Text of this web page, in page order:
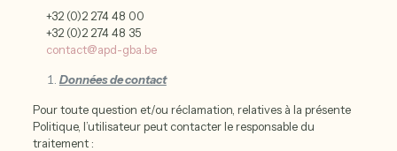
+32 (0)2 274 48 00
+32 (0)2 274 48 35
contact@apd-gba.be
Données de contact
Pour toute question et/ou réclamation, relatives à la présente
Politique, l’utilisateur peut contacter le responsable du
traitement :